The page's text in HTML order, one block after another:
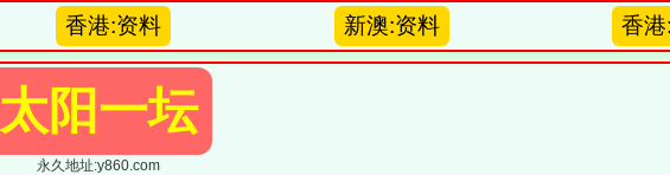
香港:资料 新澳:资料 香
太阳一坛
永久地址:y860.com